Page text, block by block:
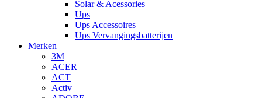
Solar & Acessories
Ups
Ups Accessoires
Ups Vervangingsbatterijen
Merken
3M
ACER
ACT
Activ